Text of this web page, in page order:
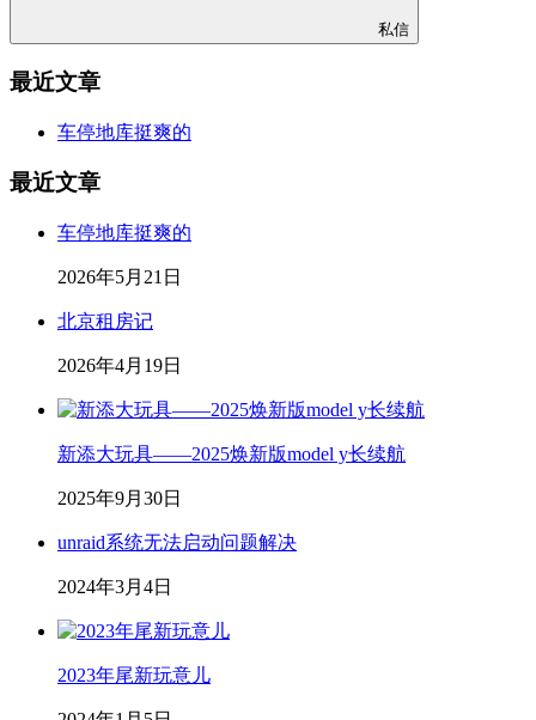
私信
最近文章
车停地库挺爽的
最近文章
车停地库挺爽的
2026年5月21日
北京租房记
2026年4月19日
新添大玩具——2025焕新版model y长续航
2025年9月30日
unraid系统无法启动问题解决
2024年3月4日
2023年尾新玩意儿